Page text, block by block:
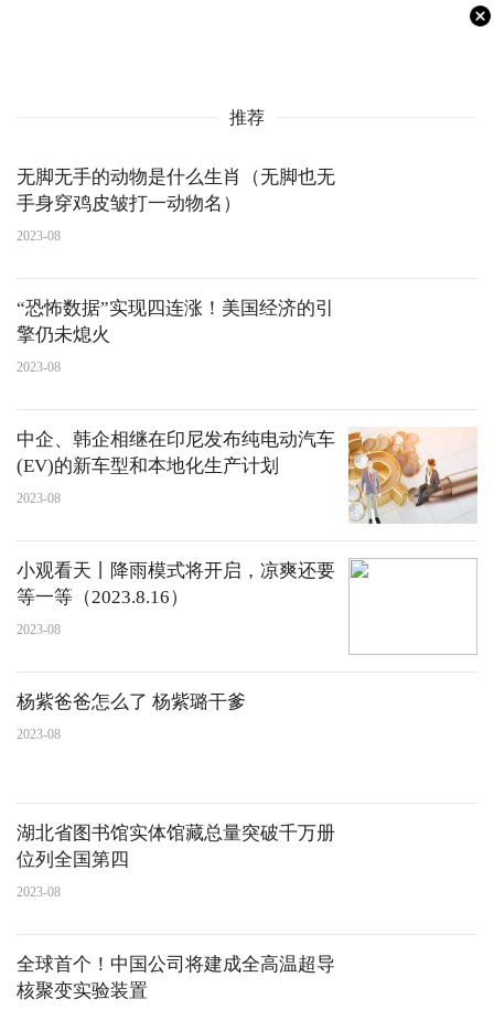
推荐
无脚无手的动物是什么生肖（无脚也无
手身穿鸡皮皱打一动物名）
2023-08
“恐怖数据”实现四连涨！美国经济的引
擎仍未熄火
2023-08
中企、韩企相继在印尼发布纯电动汽车
(EV)的新车型和本地化生产计划
2023-08
小观看天丨降雨模式将开启，凉爽还要
等一等（2023.8.16）
2023-08
杨紫爸爸怎么了 杨紫璐干爹
2023-08
湖北省图书馆实体馆藏总量突破千万册
位列全国第四
2023-08
全球首个！中国公司将建成全高温超导
核聚变实验装置